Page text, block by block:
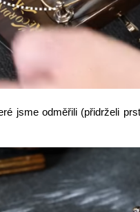
jsme odměřili (přidrželi